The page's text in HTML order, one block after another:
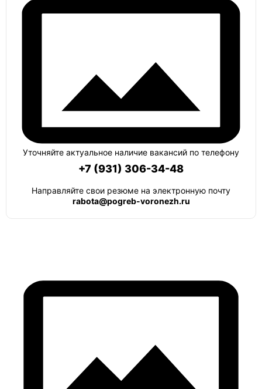
Уточняйте актуальное наличие вакансий по телефону
+7 (931) 306-34-48
Направляйте свои резюме на электронную почту
rabota@pogreb-voronezh.ru